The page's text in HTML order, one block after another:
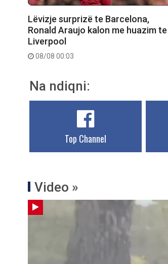
Lëvizje surprizë te Barcelona,
Ronald Araujo kalon me huazim te
Liverpool
08/08 00:03
Na ndiqni:
Top Channel
Video »